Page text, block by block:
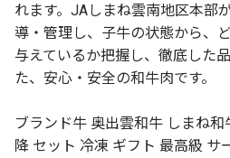
れます。JAしまね雲南地区本部
導・管理し、子牛の状態から、
与えているか把握し、徹底した
た、安心・安全の和牛肉です。
ブランド牛 奥出雲和牛 しまね
降 セット 冷凍 ギフト 最高級 サ